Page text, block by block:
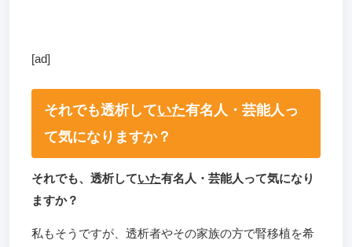
[ad]
それでも透析していた有名人・芸能人っ
て気になりますか？
それでも、透析していた有名人・芸能人って気になり
ますか？
私もそうですが、透析者やその家族の方で腎移植を希